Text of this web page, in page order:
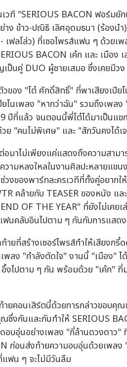
วที "SERIOUS BACON ฟอร์มยั
าง ข้าว-ปณิธิ เลิศอุดมธนา (ร้อ
ฟลโล่ว) ที่เซอไพรส์แฟน ๆ ด้วยเ
BACON เค้ก และ เมือ
เป็นคู่ DUO ผู้ชายเสมอ ซึ่งเคยมี
วของ "โต๋ ศักดิ์สิทธิ์" ที่พาเสียงเปี
ยโนเพลง "หากว่าฉัน" รวมถึงเพล
ปีที่แล้ว จนตอนนี้พี่โต๋ได้มาเป็นแ
ย "คนไม่พิเศษ" และ "สักวันคงได้
อมาไม่เพียงแค่แสดงถึงความสา
ามหลงใหลในงานศิลปะหลายแข
วงของพาร์ทละครเวทีที่ทั้งคู่อยาก
คล้ายกับ TEASER ของหนัง แ
OF THE YEAR" ที่ยังไม่เคย
ฟนคลับอินไปตาม ๆ กันกับการแสด
ายที่สร้างเซอร์ไพรส์ทำให้เสียง
พลง "กำลังตัดใจ" งานนี้ "เมือง"
งไปตาม ๆ กัน พร้อมด้วย "เค้ก"
ายคอนเสิร์ตนี้ด้วยการกล่าวขอบ
ซึ่งกันและกันทำให้ SERIOUS
อบอุ่นอย่างเพลง "กี่ล้านดวงดาว"
ก่อนส่งท้ายความอบอุ่นด้วยเพลง "
ฟน ๆ จะไม่มีวันลืม